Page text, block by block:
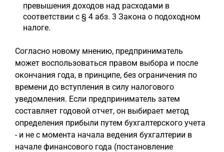
превышения доходов над расходами в
соответствии с § 4 абз. 3 Закона о подоходном
налоге.
Согласно новому мнению, предприниматель
может воспользоваться правом выбора и после
окончания года, в принципе, без ограничения по
времени до вступления в силу налогового
уведомления. Если предприниматель затем
составляет годовой отчет, он выбирает метод
определения прибыли путем бухгалтерского учета
- и не с момента начала ведения бухгалтерии в
начале финансового года (постановление